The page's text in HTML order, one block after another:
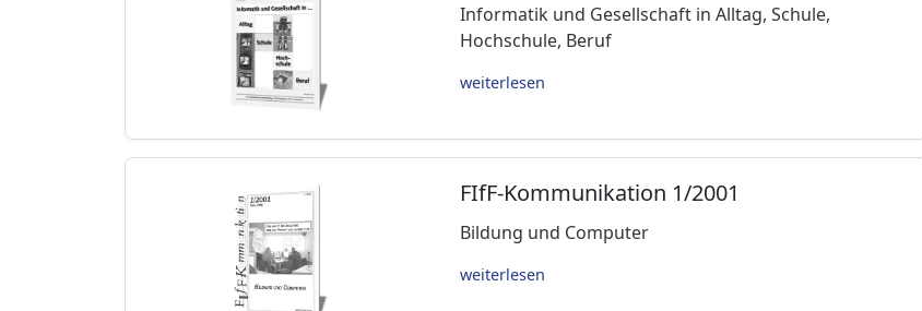
Informatik und Gesellschaft in Alltag, Schule,
Hochschule, Beruf
weiterlesen
FIfF-Kommunikation 1/2001
Bildung und Computer
weiterlesen